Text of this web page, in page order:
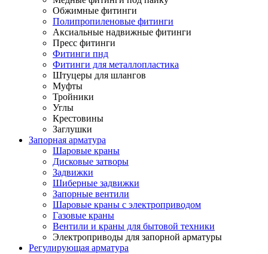
Обжимные фитинги
Полипропиленовые фитинги
Аксиальные надвижные фитинги
Пресс фитинги
Фитинги пнд
Фитинги для металлопластика
Штуцеры для шлангов
Муфты
Тройники
Углы
Крестовины
Заглушки
Запорная арматура
Шаровые краны
Дисковые затворы
Задвижки
Шиберные задвижки
Запорные вентили
Шаровые краны с электроприводом
Газовые краны
Вентили и краны для бытовой техники
Электроприводы для запорной арматуры
Регулирующая арматура